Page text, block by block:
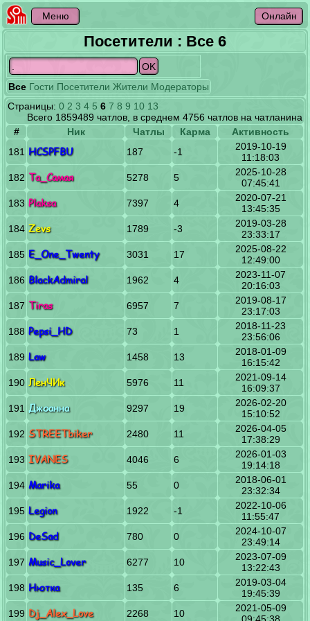
Посетители : Все 6
Все Гости Посетители Жители Модераторы
Страницы: 0 2 3 4 5 6 7 8 9 10 13
Всего 1859489 чатлов, в среднем 4756 чатлов на чатланина
#
Ник Чатлы Карма
Активность
181 HCSPFBU 187 -1
2019-10-19
11:18:03
182 Та_Самая 5278 5
2025-10-28
07:45:41
183 Plaksa 7397 4
2020-07-21
13:45:35
184 Zevs 1789 -3
2019-03-28
23:33:17
185 E_One_Twenty 3031 17
2025-08-22
12:49:00
186 BlackAdmiral 1962 4
2023-11-07
20:16:03
187 Tiras 6957 7
2019-08-17
23:17:03
188 Pepsi_HD 73 1
2018-11-23
23:56:06
189 Law 1458 13
2018-01-09
16:15:42
190 ЛенЧИк 5976 11
2021-09-14
16:09:37
191 Джоанна 9297 19
2026-02-20
15:10:52
192 STREETbiker 2480 11
2026-04-05
17:38:29
193 IVANES 4046 6
2026-01-03
19:14:18
194 Marika 55 0
2018-06-01
23:32:34
195 Legion 1922 -1
2022-10-06
11:55:47
196 DeSad 780 0
2024-10-07
23:49:14
197 Music_Lover 6277 10
2023-07-09
13:22:43
198 Нютка 135 6
2019-03-04
19:45:39
199 Dj_Alex_Love 2268 10
2021-05-09